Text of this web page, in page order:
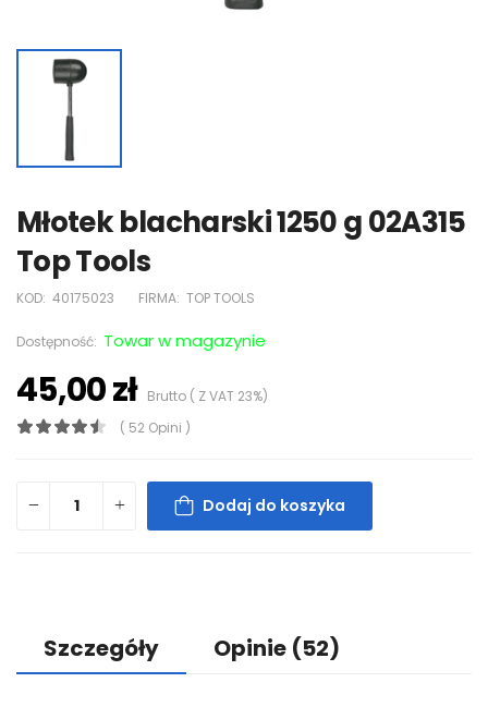
Młotek blacharski 1250 g 02A315
Top Tools
KOD: 40175023 FIRMA: TOP TOOLS
Dostępność: Towar w magazynie
45,00 złBrutto ( Z VAT 23%)
( 52 Opini )
Dodaj do koszyka
Szczegóły Opinie (52)